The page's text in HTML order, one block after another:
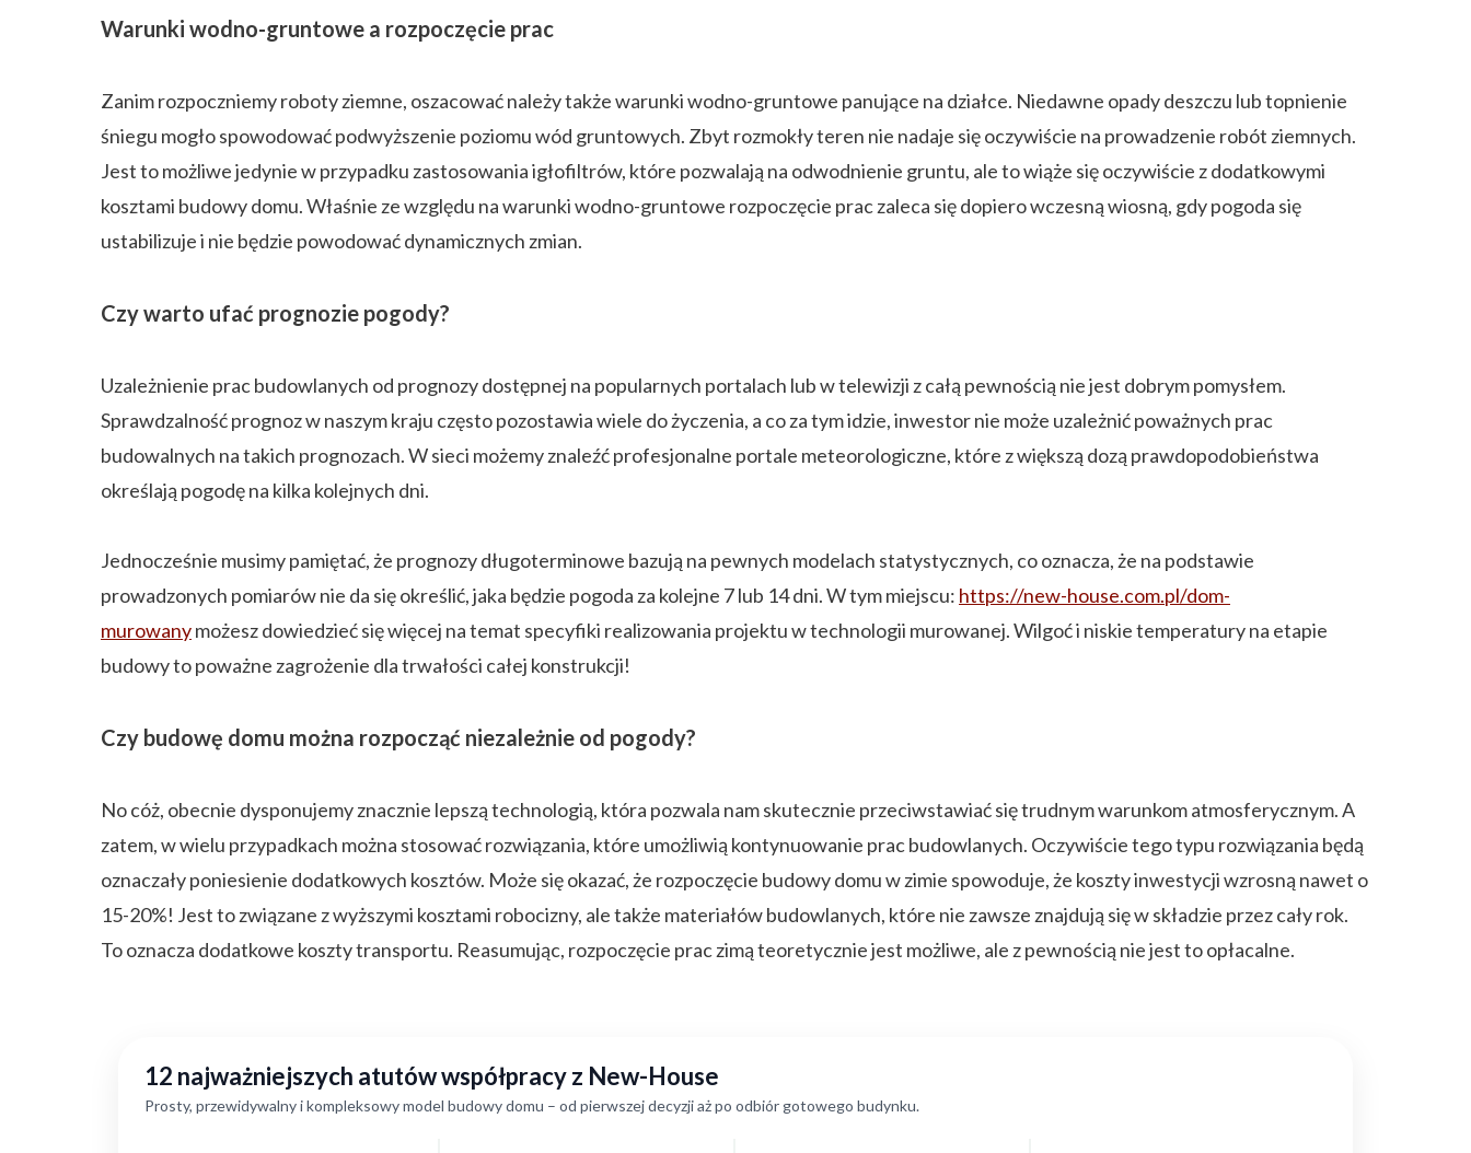
Warunki wodno-gruntowe a rozpoczęcie prac
Zanim rozpoczniemy roboty ziemne, oszacować należy także warunki wodno-gruntowe panujące na działce. Niedawne opady deszczu lub topnienie
śniegu mogło spowodować podwyższenie poziomu wód gruntowych. Zbyt rozmokły teren nie nadaje się oczywiście na prowadzenie robót ziemnych.
Jest to możliwe jedynie w przypadku zastosowania igłofiltrów, które pozwalają na odwodnienie gruntu, ale to wiąże się oczywiście z dodatkowymi
kosztami budowy domu. Właśnie ze względu na warunki wodno-gruntowe rozpoczęcie prac zaleca się dopiero wczesną wiosną, gdy pogoda się
ustabilizuje i nie będzie powodować dynamicznych zmian.
Czy warto ufać prognozie pogody?
Uzależnienie prac budowlanych od prognozy dostępnej na popularnych portalach lub w telewizji z całą pewnością nie jest dobrym pomysłem.
Sprawdzalność prognoz w naszym kraju często pozostawia wiele do życzenia, a co za tym idzie, inwestor nie może uzależnić poważnych prac
budowalnych na takich prognozach. W sieci możemy znaleźć profesjonalne portale meteorologiczne, które z większą dozą prawdopodobieństwa
określają pogodę na kilka kolejnych dni.
Jednocześnie musimy pamiętać, że prognozy długoterminowe bazują na pewnych modelach statystycznych, co oznacza, że na podstawie
prowadzonych pomiarów nie da się określić, jaka będzie pogoda za kolejne 7 lub 14 dni. W tym miejscu: https://new-house.com.pl/dom-
murowanymożesz dowiedzieć się więcej na temat specyfiki realizowania projektu w technologii murowanej. Wilgoć i niskie temperatury na etapie
budowy to poważne zagrożenie dla trwałości całej konstrukcji!
Czy budowę domu można rozpocząć niezależnie od pogody?
No cóż, obecnie dysponujemy znacznie lepszą technologią, która pozwala nam skutecznie przeciwstawiać się trudnym warunkom atmosferycznym. A
zatem, w wielu przypadkach można stosować rozwiązania, które umożliwią kontynuowanie prac budowlanych. Oczywiście tego typu rozwiązania będą
oznaczały poniesienie dodatkowych kosztów. Może się okazać, że rozpoczęcie budowy domu w zimie spowoduje, że koszty inwestycji wzrosną nawet o
15-20%! Jest to związane z wyższymi kosztami robocizny, ale także materiałów budowlanych, które nie zawsze znajdują się w składzie przez cały rok.
To oznacza dodatkowe koszty transportu. Reasumując, rozpoczęcie prac zimą teoretycznie jest możliwe, ale z pewnością nie jest to opłacalne.
12 najważniejszych atutów współpracy z New-House
Prosty, przewidywalny i kompleksowy model budowy domu – od pierwszej decyzji aż po odbiór gotowego budynku.